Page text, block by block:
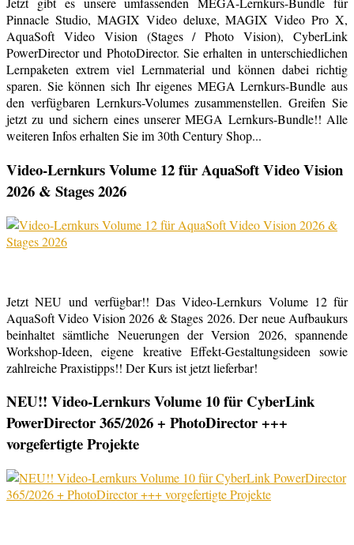
Pinnacle Studio, MAGIX Video deluxe, MAGIX Video Pro X,
AquaSoft Video Vision (Stages / Photo Vision), CyberLink
PowerDirector und PhotoDirector. Sie erhalten in unterschiedlichen
Lernpaketen extrem viel Lernmaterial und können dabei richtig
sparen. Sie können sich Ihr eigenes MEGA Lernkurs-Bundle aus
den verfügbaren Lernkurs-Volumes zusammenstellen. Greifen Sie
jetzt zu und sichern eines unserer MEGA Lernkurs-Bundle!! Alle
weiteren Infos erhalten Sie im 30th Century Shop...
Video-Lernkurs Volume 12 für AquaSoft Video Vision
2026 & Stages 2026
Jetzt NEU und verfügbar!! Das Video-Lernkurs Volume 12 für
AquaSoft Video Vision 2026 & Stages 2026. Der neue Aufbaukurs
beinhaltet sämtliche Neuerungen der Version 2026, spannende
Workshop-Ideen, eigene kreative Effekt-Gestaltungsideen sowie
zahlreiche Praxistipps!! Der Kurs ist jetzt lieferbar!
NEU!! Video-Lernkurs Volume 10 für CyberLink
PowerDirector 365/2026 + PhotoDirector +++
vorgefertigte Projekte